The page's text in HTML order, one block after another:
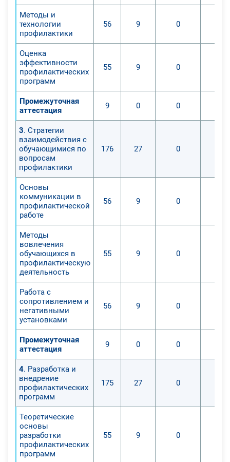
Методы и
технологии
профилактики
56 9 0
Оценка
эффективности
профилактических
программ
55 9 0
Промежуточная
аттестация
9 0 0
3. Стратегии
взаимодействия с
обучающимися по
вопросам
профилактики
176 27 0
Основы
коммуникации в
профилактической
работе
56 9 0
Методы
вовлечения
обучающихся в
профилактическую
деятельность
55 9 0
Работа с
сопротивлением и
негативными
установками
56 9 0
Промежуточная
аттестация
9 0 0
4. Разработка и
внедрение
профилактических
программ
175 27 0
Теоретические
основы
разработки
профилактических
программ
55 9 0